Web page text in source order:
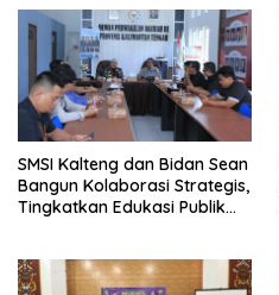
SMSI Kalteng dan Bidan Sean
Bangun Kolaborasi Strategis,
Tingkatkan Edukasi Publik